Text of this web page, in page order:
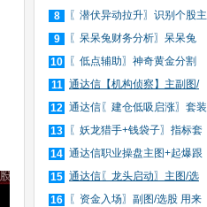
义
8
〖潜伏异动拉升〗识别个股主
力
9
〖呆呆兔财务分析〗呆呆兔
F10
10
〖低点辅助〗神奇黄金分割
+趋
11 通达信【机构侦察】主副图/
选
12 通达信〖建仓低吸启涨〗套装
指
13
〖妖龙猎手+钱袋子〗指标套
装
14 通达信职业操盘主图+起爆跟
庄
15 通达信〖龙头启动〗主图/选
股
16
〖资金入场〗副图/选股 用来